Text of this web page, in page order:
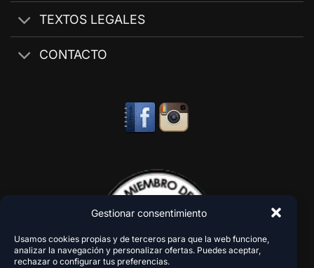
Gestionar consentimiento
Usamos cookies propias y de terceros para que la web funcione,
analizar la navegación y personalizar ofertas. Puedes aceptar,
rechazar o configurar tus preferencias.
TEXTOS LEGALES
CONTACTO